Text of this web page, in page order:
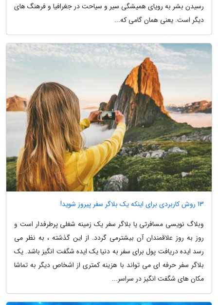
رسیدن بشر به رویای همیشگی سیر و سیاحت در جغرافیا و فرهنگ های
دیگر است. یعنی همان گامی که...
13 روش کاربردی برای اینکه یک بلاگر سفر پیروز شوید!
وبلاگ نویسی مسافرتی یا بلاگر سفر یک زمینه شغلی پرطرفدار است و
روز به روز علاقمندان آن بیشترمی گردد. از این گذشته ، به نظر می
رسد ایده دریافت پول برای سفر به دنیا یک ایده شگفت انگیز باشد. یک
بلاگر سفر حرفه ای می تواند با هزینه کمتری از اشخاص دیگر به تماشا
مکان های شگفت انگیز در سراسر...